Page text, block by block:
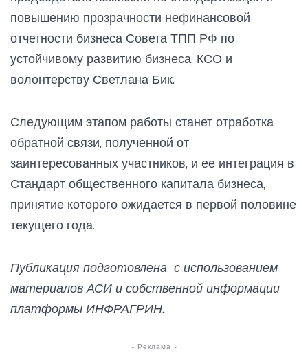
повышению прозрачности нефинансовой
отчетности бизнеса Совета ТПП РФ по
устойчивому развитию бизнеса, КСО и
волонтерству Светлана Бик.
Следующим этапом работы станет отработка
обратной связи, полученной от
заинтересованных участников, и ее интеграция в
Стандарт общественного капитала бизнеса,
принятие которого ожидается в первой половине
текущего года.
Публикация подготовлена с использованием
материалов АСИ и собственной информации
платформы ИНФРАГРИН.
- Реклама -